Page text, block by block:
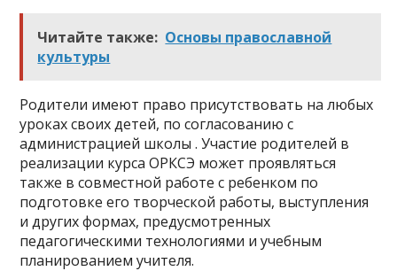
Читайте также: Основы православной
культуры
Родители имеют право присутствовать на любых
уроках своих детей, по согласованию с
администрацией школы . Участие родителей в
реализации курса ОРКСЭ может проявляться
также в совместной работе с ребенком по
подготовке его творческой работы, выступления
и других формах, предусмотренных
педагогическими технологиями и учебным
планированием учителя.